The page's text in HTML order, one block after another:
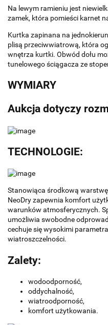
Na lewym ramieniu jest
zamek, która pomieści karnet
Kurtka zapinana na
plisą przeciwwiatrową, która
wnętrza kurtki. Obwód dołu
tunelowego ściągacza ze
WYMIARY
Aukcja dotyczy
TECHNOLOGIE:
Stanowiąca środkową
NeoDry zapewnia komfort
warunków atmosferycznych.
umożliwia swobodne
cechuje się wysokimi
wiatroszczelności.
Zalety:
wodoodporność,
oddychalność,
wiatroodporność,
komfort użytkowania.